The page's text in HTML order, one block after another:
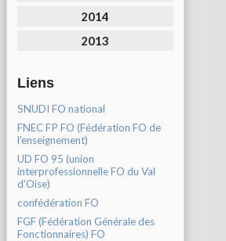
2014
2013
Liens
SNUDI FO national
FNEC FP FO (Fédération FO de
l'enseignement)
UD FO 95 (union
interprofessionnelle FO du Val
d'Oise)
confédération FO
FGF (Fédération Générale des
Fonctionnaires) FO